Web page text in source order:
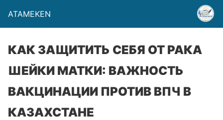
ATAMEKEN
КАК ЗАЩИТИТЬ СЕБЯ ОТ РАКА
ШЕЙКИ МАТКИ: ВАЖНОСТЬ
ВАКЦИНАЦИИ ПРОТИВ ВПЧ В
КАЗАХСТАНЕ